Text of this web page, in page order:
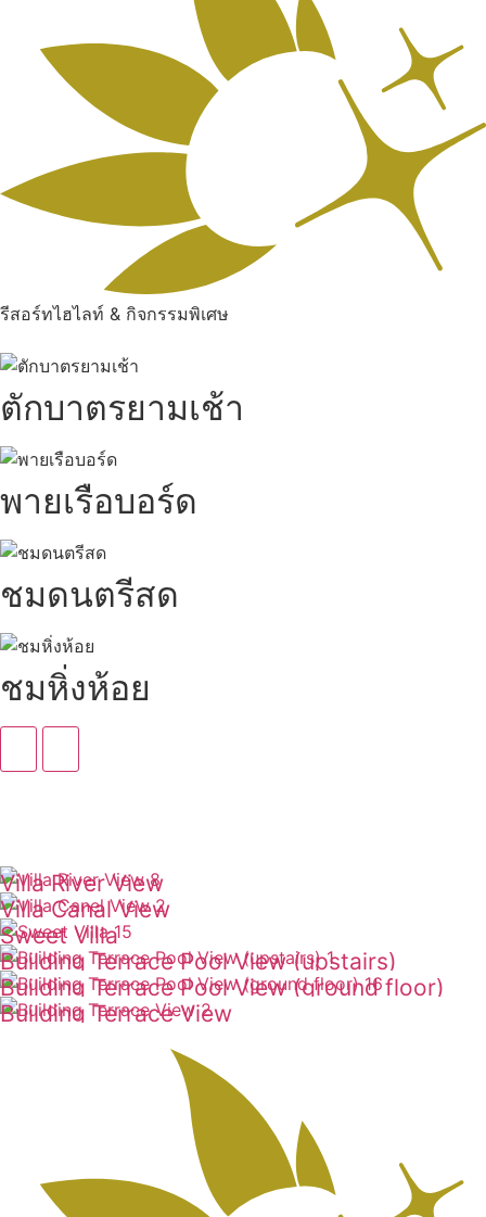
รีสอร์ทไฮไลท์ & กิจกรรมพิเศษ
ตักบาตรยามเช้า
พายเรือบอร์ด
ชมดนตรีสด
ชมหิ่งห้อย
Villa River View
ดูเพิ่มเติม
Villa Canal View
ดูเพิ่มเติม
Sweet Villa
ดูเพิ่มเติม
Building Terrace Pool View (upstairs)
ดูเพิ่มเติม
Building Terrace Pool View (ground floor)
ดูเพิ่มเติม
Building Terrace View